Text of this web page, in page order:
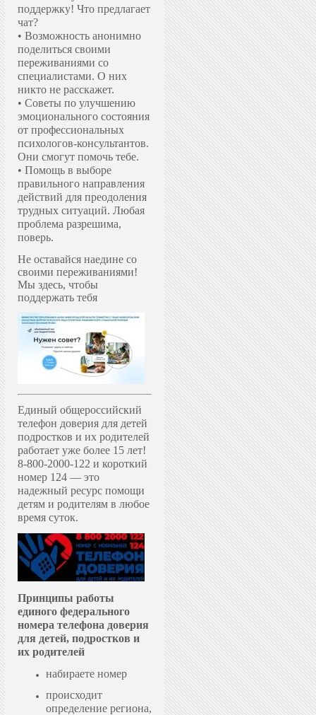
поддержку! Что предлагает
чат?
• Возможность анонимно
поделиться своими
переживаниями со
специалистами. О них
никто не расскажет.
• Советы по улучшению
эмоционального состояния
от профессиональных
психологов-консультантов.
Они смогут помочь тебе.
• Помощь в выборе
правильного направления
действий для преодоления
трудных ситуаций. Любая
проблема разрешима,
поверь.
Не оставайся наедине со
своими переживаниями!
Мы здесь, чтобы
поддержать тебя
Единый общероссийский
телефон доверия для детей
подростков и их родителей
работает уже более 15 лет!
8-800-2000-122 и короткий
номер 124 — это
надежный ресурс помощи
детям и родителям в любое
время суток.
Принципы работы
единого федерального
номера телефона доверия
для детей, подростков и
их родителей
набираете номер
происходит
определение региона,